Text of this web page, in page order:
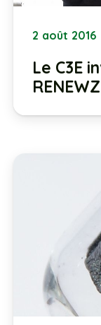
2 août 2016
Le C3E
RENEWZ